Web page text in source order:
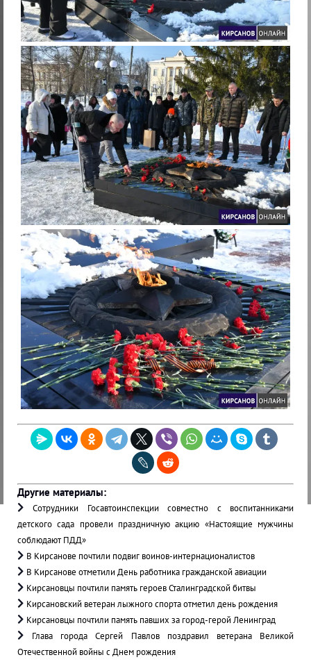
Другие материалы:
Сотрудники Госавтоинспекции совместно с воспитанниками
детского сада провели праздничную акцию «Настоящие мужчины
соблюдают ПДД»
В Кирсанове почтили подвиг воинов-интернационалистов
В Кирсанове отметили День работника гражданской авиации
Кирсановцы почтили память героев Сталинградской битвы
Кирсановский ветеран лыжного спорта отметил день рождения
Кирсановцы почтили память павших за город-герой Ленинград
Глава города Сергей Павлов поздравил ветерана Великой
Отечественной войны с Днем рождения